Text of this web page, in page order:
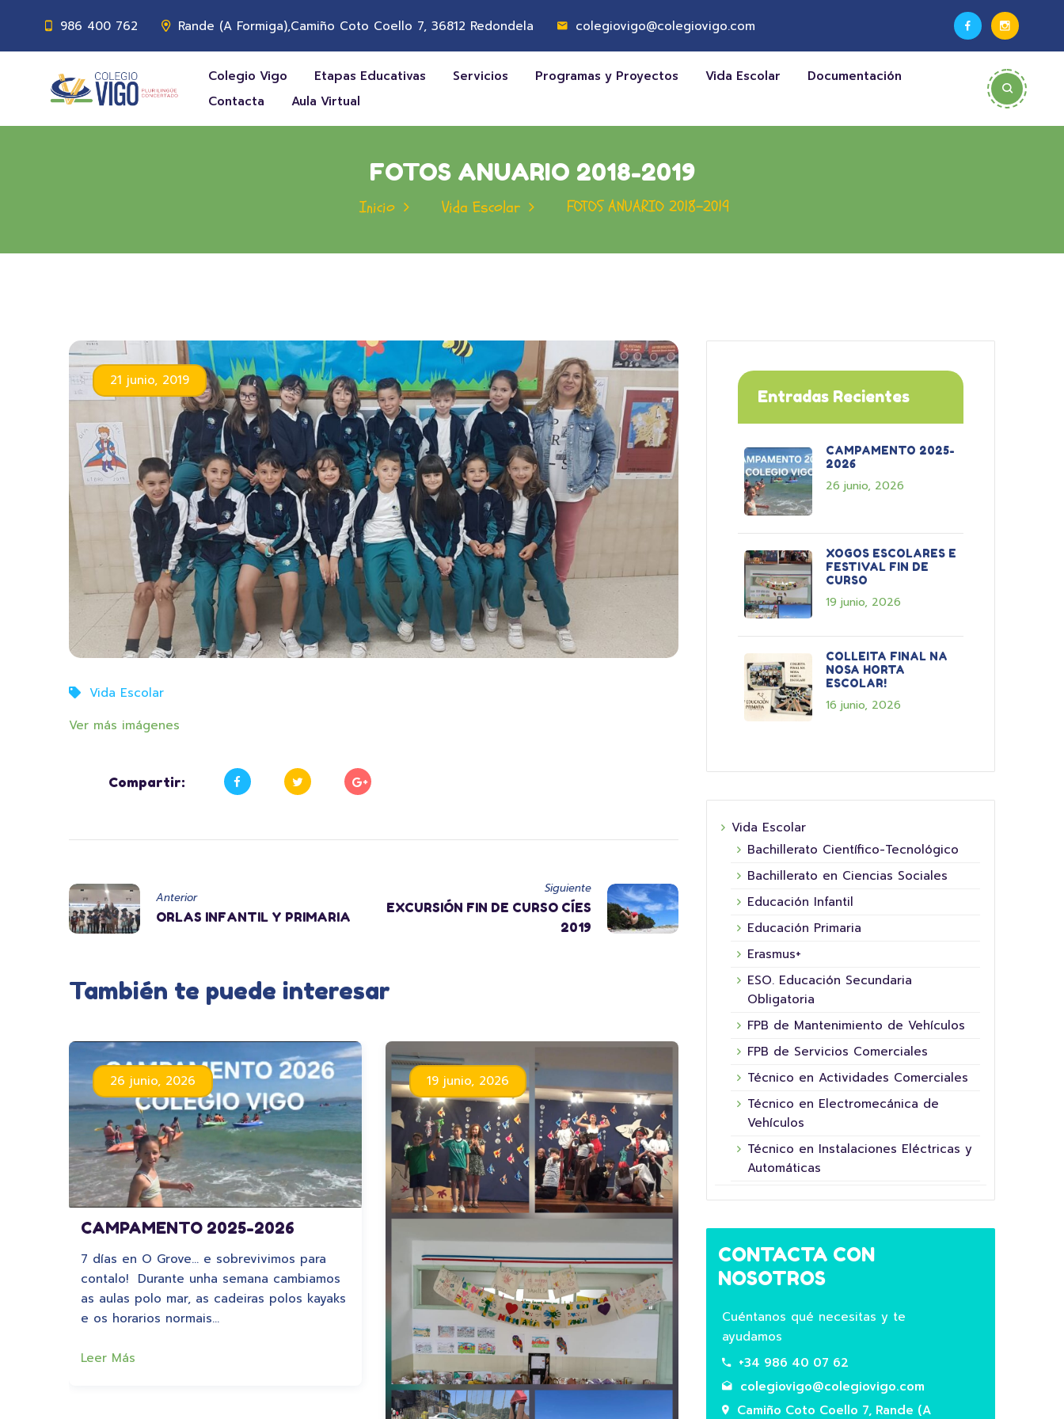
986 400 762 Rande (A Formiga),Camiño Coto Coello 7, 36812 Redondela colegiovigo@colegiovigo.com
Colegio Vigo Etapas Educativas Servicios Programas y Proyectos Vida Escolar
Documentación
Contacta
Aula Virtual
FOTOS ANUARIO 2018-2019
Inicio Vida Escolar FOTOS ANUARIO 2018-2019
21 junio, 2019
Vida Escolar
Ver más imágenes
Compartir:
Anterior
ORLAS INFANTIL Y PRIMARIA
Siguiente
EXCURSIÓN FIN DE CURSO CÍES
2019
También te puede interesar
26 junio, 2026
CAMPAMENTO 2025-2026
7 días en O Grove… e sobrevivimos para
contalo! Durante unha semana cambiamos
as aulas polo mar, as cadeiras polos kayaks
e os horarios normais…
Leer Más
19 junio, 2026 16 junio, 2026
5º XORNADA DE
SUPERHEROES FUNDACIÓN LA
NINETA
Este ano convertémonos en superheroes
do futuro participando na 5ª Xornada das
Superheroínas e Superheroes da Fundación
Entradas Recientes
CAMPAMENTO 2025-
2026
26 junio, 2026
XOGOS ESCOLARES E
FESTIVAL FIN DE
CURSO
19 junio, 2026
COLLEITA FINAL NA
NOSA HORTA
ESCOLAR!
16 junio, 2026
Vida Escolar
Bachillerato Científico-Tecnológico
Bachillerato en Ciencias Sociales
Educación Infantil
Educación Primaria
Erasmus+
ESO. Educación Secundaria
Obligatoria
FPB de Mantenimiento de Vehículos
FPB de Servicios Comerciales
Técnico en Actividades Comerciales
Técnico en Electromecánica de
Vehículos
Técnico en Instalaciones Eléctricas y
Automáticas
CONTACTA CON
NOSOTROS
Cuéntanos qué necesitas y te
ayudamos
+34 986 40 07 62
colegiovigo@colegiovigo.com
Camiño Coto Coello 7, Rande (A